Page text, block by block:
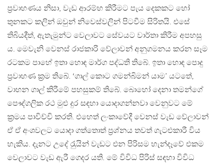
ප‍්‍රවාහණය නිසා, වැඩ ආරම්භ කිරීමට පැය දෙකකට හෝ
තුනකට කලින් ඔවුන් නිවෙස්වලින් පිටවීම සිරිතයි. එසේ
තිබියදීත්, ඇතැමුන්ට වෙලාවට සේවයට වාර්තා කිරීම අපහසු
ය. මෙවැනි වෙනස් රාජකාරි වේලාවන් අනුගමනය කරන සෑම
රටකම පාහේ ඉතා හොඳ මාර්ග පද්ධති තිබේ. ඉතා හොඳ පොදු
ප‍්‍රවාහණ ක‍්‍රම තිබේ. ‘ගාල් කොට ගමන්බිමන් යාම’ යටතේ,
වාහන ගාල් කිරීමේ පහසුකම් තිබේ. බොහෝ දෙනා තමන්ගේ
පෞද්ගලික රථ මුළු දුර සඳහා යොදාගන්නවා වෙනුවට මේ
ක‍්‍රමය පාවිච්චි කරති. එහෙත් ලංකාවේදී වෙනස් වැඩ වේලාවන්
ඒ ඒ අංශවලට යොදා ගත්තොත් ප‍්‍රශ්නය තවත් ගැටළුකාරී විය
හැකිය. දැනට උදේ රැුයින් වැඩට එන පිරිසම හැන්දෑවේ එකම
වෙලාවට වැඩ ඇරී ගෙදර යති. මේ විවිධ පිරිස් සඳහා විවිධ